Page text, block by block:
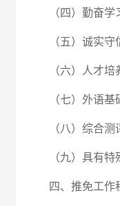
（四）勤奋
（五）诚实
（六）人才
（七）外语
（八）综合
（九）具有
四、推免工作